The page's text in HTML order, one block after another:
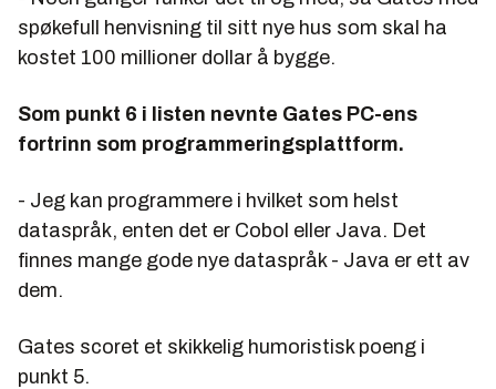
spøkefull henvisning til sitt nye hus som skal ha
kostet 100 millioner dollar å bygge.
Som punkt 6 i listen nevnte Gates PC-ens
fortrinn som programmeringsplattform.
- Jeg kan programmere i hvilket som helst
dataspråk, enten det er Cobol eller Java. Det
finnes mange gode nye dataspråk - Java er ett av
dem.
Gates scoret et skikkelig humoristisk poeng i
punkt 5.